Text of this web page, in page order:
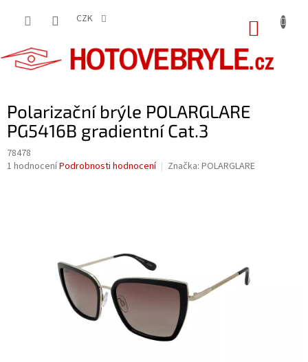
CZK
Polarizační brýle POLARGLARE
PG5416B gradientní Cat.3
78478
Průměrné
1 hodnoceníPodrobnosti hodnocení Značka: POLARGLARE